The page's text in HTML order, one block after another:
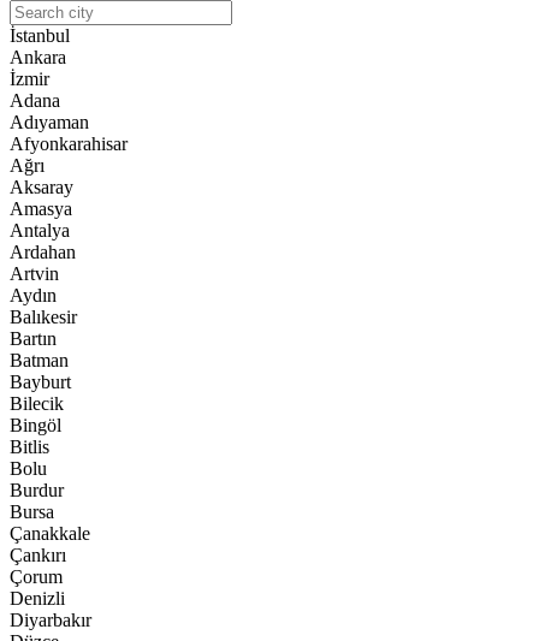
İstanbul
Ankara
İzmir
Adana
Adıyaman
Afyonkarahisar
Ağrı
Aksaray
Amasya
Antalya
Ardahan
Artvin
Aydın
Balıkesir
Bartın
Batman
Bayburt
Bilecik
Bingöl
Bitlis
Bolu
Burdur
Bursa
Çanakkale
Çankırı
Çorum
Denizli
Diyarbakır